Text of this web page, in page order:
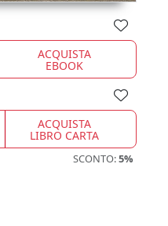
ACQUISTA
EBOOK
ACQUISTA
LIBRO CARTA
SCONTO:5%